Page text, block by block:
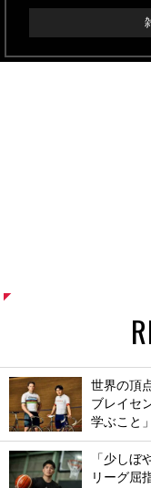
世界の頂
ブレイセ
学ぶこと
「少しぼ
リーグ屈